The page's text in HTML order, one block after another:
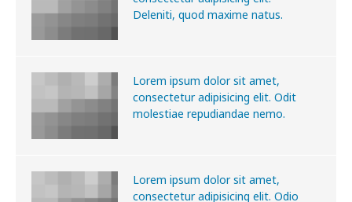
Deleniti, quod maxime natus.
Lorem ipsum dolor sit amet,
consectetur adipisicing elit. Odit
molestiae repudiandae nemo.
Lorem ipsum dolor sit amet,
consectetur adipisicing elit. Odio